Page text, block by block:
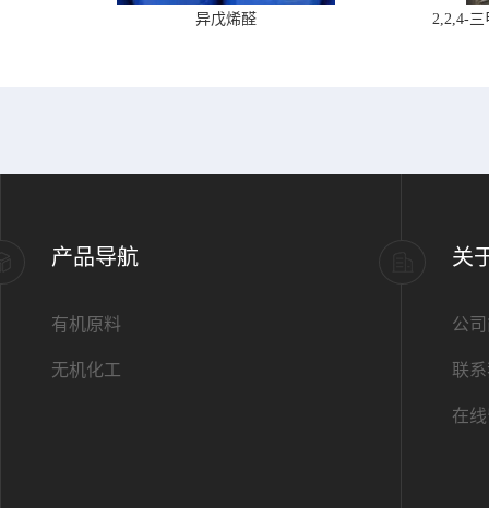
异戊烯醛 2,2,4-
产品导航
有机原料
无机化工
关
公
联
在